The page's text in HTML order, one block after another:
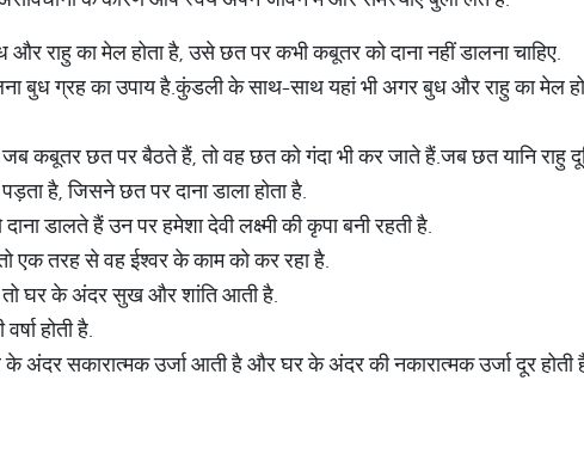
राहु का मेल होता है, उसे छत पर कभी कबूतर को दाना नहीं डालना चाहिए.
बुध ग्रह का उपाय है.कुंडली के साथ-साथ यहां भी अगर बुध और राहु का मेल हो
जब कबूतर छत पर बैठते हैं, तो वह छत को गंदा भी कर जाते हैं.जब छत यानि राहु
है, जिसने छत पर दाना डाला होता है.
डालते हैं उन पर हमेशा देवी लक्ष्मी की कृपा बनी रहती है.
एक तरह से वह ईश्वर के काम को कर रहा है.
घर के अंदर सुख और शांति आती है.
होती है.
के अंदर सकारात्मक उर्जा आती है और घर के अंदर की नकारात्मक उर्जा दूर होती